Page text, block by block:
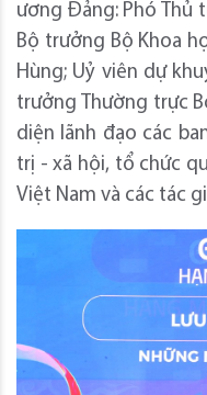
ương Đảng: Phó Thủ
Bộ trưởng Bộ Khoa
Hùng; Uỷ viên dự
trưởng Thường trực
diện lãnh đạo các
trị - xã hội, tổ chức
Việt Nam và các tác